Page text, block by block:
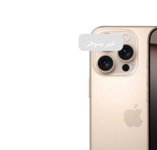
غير متوفر